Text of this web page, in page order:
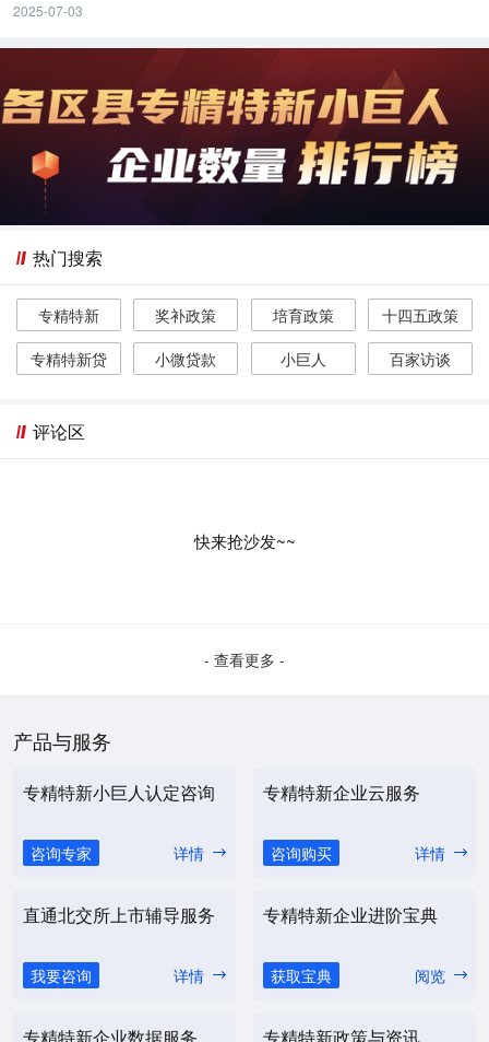
2025-07-03
热门搜索
专精特新 奖补政策 培育政策
十四五政策
专精特新贷
小微贷款 小巨人 百家访谈
评论区
快来抢沙发~~
- 查看更多 -
产品与服务
专精特新小巨人认定咨询
咨询专家 详情
专精特新企业云服务
咨询购买 详情
直通北交所上市辅导服务
我要咨询 详情
专精特新企业进阶宝典
获取宝典 阅览
专精特新企业数据服务 专精特新政策与资讯